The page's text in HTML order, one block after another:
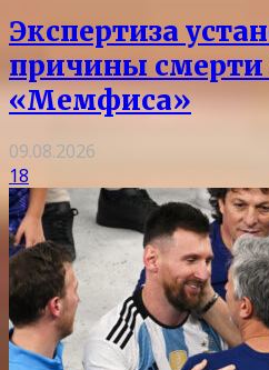
Экспертиза
причины смерти
«Мемфиса»
09.08.2026
18